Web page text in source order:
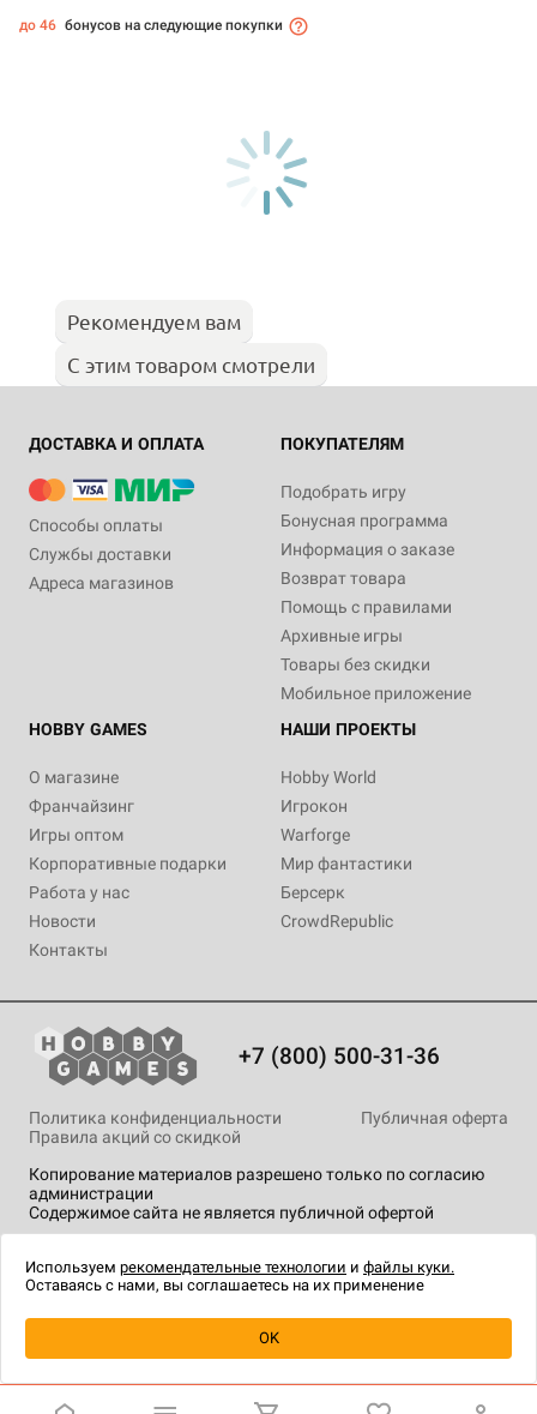
Уведомить о наличии
до 46 бонусов на следующие покупки
Рекомендуем вам
С этим товаром смотрели
ДОСТАВКА И ОПЛАТА
Способы оплаты
Службы доставки
Адреса магазинов
ПОКУПАТЕЛЯМ
Подобрать игру
Бонусная программа
Информация о заказе
Возврат товара
Помощь с правилами
Архивные игры
Товары без скидки
Мобильное приложение
HOBBY GAMES
О магазине
Франчайзинг
Игры оптом
Корпоративные подарки
Работа у нас
Новости
Контакты
НАШИ ПРОЕКТЫ
Hobby World
Игрокон
Warforge
Мир фантастики
Берсерк
CrowdRepublic
+7 (800) 500-31-36
Копирование материалов разрешено только по согласию
администрации
Содержимое сайта не является публичной офертой
Политика конфиденциальности
Публичная оферта
Правила акций со скидкой
технологии.
Используем рекомендательные технологии и файлы куки.
Оставаясь с нами, вы соглашаетесь на их применение
OK